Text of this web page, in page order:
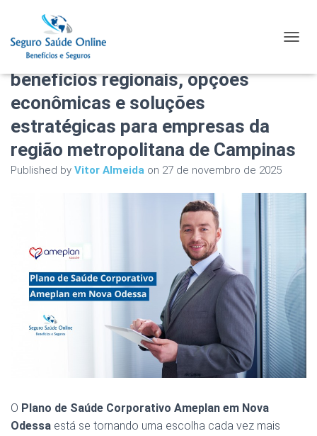
Plano de Saúde Corporativo
Ameplan em Nova Odessa com
benefícios regionais, opções
econômicas e soluções
estratégicas para empresas da
região metropolitana de Campinas
Published by Vitor Almeida on 27 de novembro de 2025
O Plano de Saúde Corporativo Ameplan em Nova
Odessa está se tornando uma escolha cada vez mais